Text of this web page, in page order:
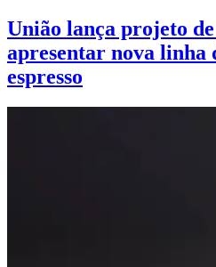
União lança projeto
apresentar nova linha
espresso